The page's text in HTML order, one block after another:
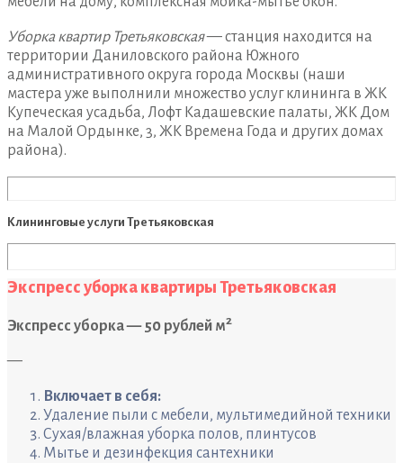
Уборка квартир Третьяковская— станция находится на
территории Даниловского района Южного
административного округа города Москвы (наши
мастера уже выполнили множество услуг клининга в ЖК
Купеческая усадьба, Лофт Кадашевские палаты, ЖК Дом
на Малой Ордынке, 3, ЖК Времена Года и других домах
района).
Клининговые услуги Третьяковская
Экспресс уборка квартиры Третьяковская
Экспресс уборка — 50 рублей м2
—
Включает в себя:
Удаление пыли с мебели, мультимедийной техники
Сухая/влажная уборка полов, плинтусов
Мытье и дезинфекция сантехники